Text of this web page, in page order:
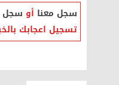
سجل معنا أو سجل
تسجيل اعجابك